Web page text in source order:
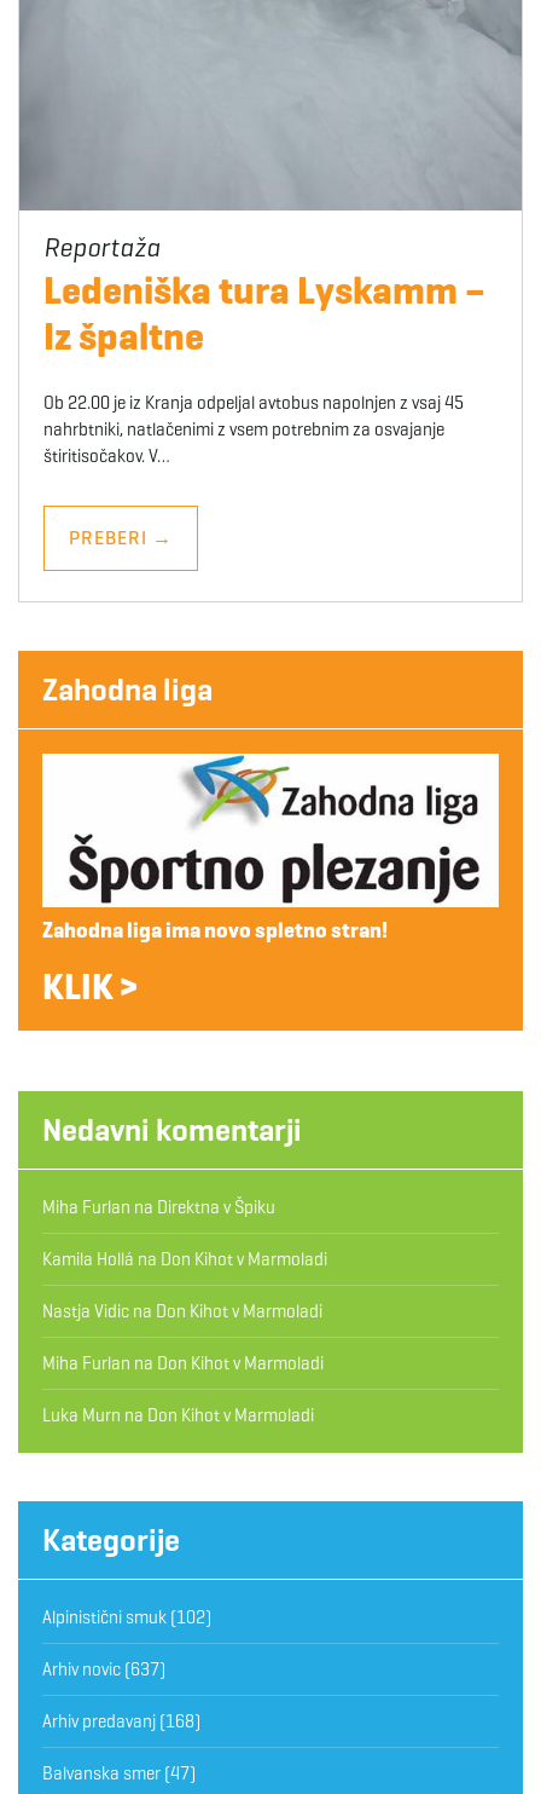
Ledeniška tura Lyskamm –
Iz špaltne
Ob 22.00 je iz Kranja odpeljal avtobus napolnjen z vsaj 45
nahrbtniki, natlačenimi z vsem potrebnim za osvajanje
štiritisočakov. V…
PREBERI →
Zahodna liga
Zahodna liga ima novo spletno stran!
KLIK >
Nedavni komentarji
Miha Furlan na Direktna v Špiku
Kamila Hollá na Don Kihot v Marmoladi
Nastja Vidic na Don Kihot v Marmoladi
Miha Furlan na Don Kihot v Marmoladi
Luka Murn na Don Kihot v Marmoladi
Kategorije
Alpinistični smuk (102)
Arhiv novic (637)
Arhiv predavanj (168)
Balvanska smer (47)